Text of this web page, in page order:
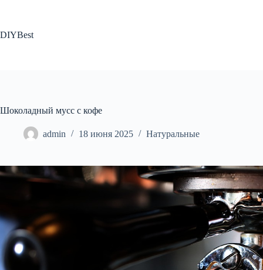
DIYBest
Шоколадный мусс с кофе
admin 18 июня 2025 Натуральные